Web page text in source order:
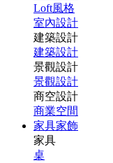
Loft風格
室內設計
建築設計
建築設計
景觀設計
景觀設計
商空設計
商業空間
家具家飾
家具
桌